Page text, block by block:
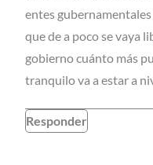
entes
que de a poco se vaya
gobierno cuánto más
tranquilo va a estar a
Responder